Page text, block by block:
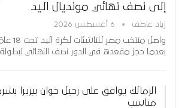
إلى نصف نهائي مونديال اليد
زياد عاطف 6 أغسطس 2026
واصل
بعدما حجز مقعده في الدور نصف النهائي لبطولة
الزمالك يوافق على رحيل خوان بيزيرا
مناسب